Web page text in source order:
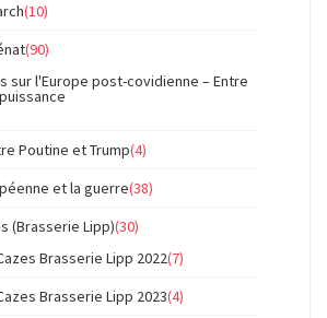
(10)
(90)
sur l'Europe post-covidienne – Entre
Poutine et Trump(4)
et la guerre(38)
(Brasserie Lipp)(30)
Brasserie Lipp 2022(7)
Brasserie Lipp 2023(4)